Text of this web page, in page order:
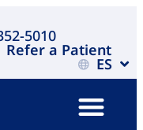
5010
Refer a Patient
ES